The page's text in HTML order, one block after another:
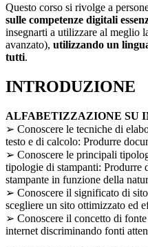
Questo corso si rivolge a
sulle competenze digitali
insegnarti a utilizzare al meglio
avanzato), utilizzando un
tutti.
INTRODUZIONE
ALFABETIZZAZIONE SU
➢ Conoscere le tecniche di
testo e di calcolo: Produrre
➢ Conoscere le principali
tipologie di stampanti: Produrre
stampante in funzione della
➢ Conoscere il significato di
scegliere un sito ottimizzato ed
➢ Conoscere il concetto di
internet discriminando fonti